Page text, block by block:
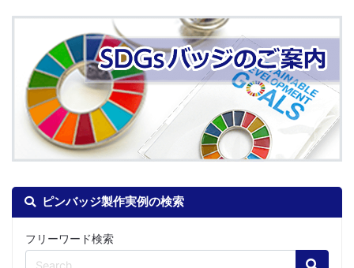
ピンバッジ製作実例の検索
フリーワード検索
Search